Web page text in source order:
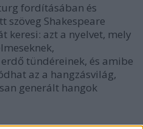
fordításában és
szöveg Shakespeare
keresi: azt a nyelvet, mely
tündéreinek, és amibe
az a hangzásvilág,
generált hangok